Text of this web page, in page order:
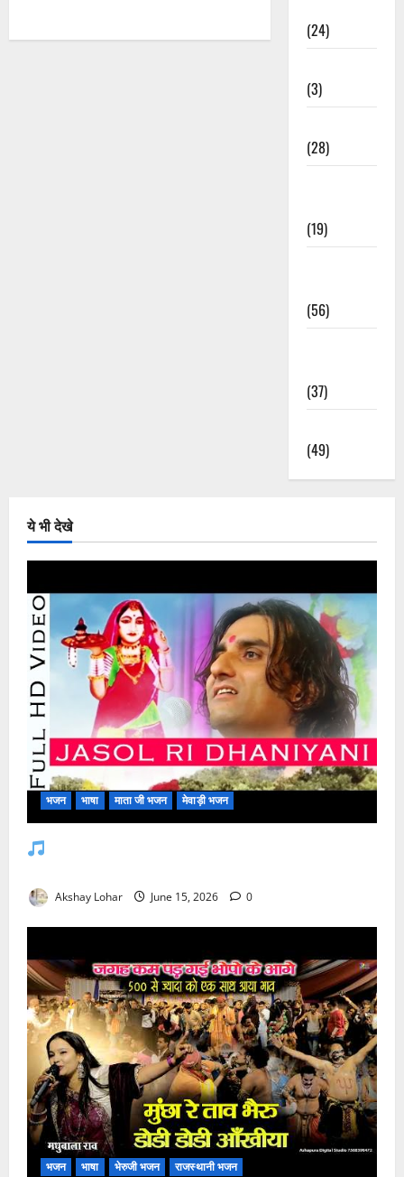
(24)
(3)
(28)
(19)
(56)
(37)
(49)
ये भी देखे
भजन भाषा माता जी भजन मेवाड़ी भजन
Akshay Lohar June 15, 2026 0
भजन भाषा भेरुजी भजन राजस्थानी भजन